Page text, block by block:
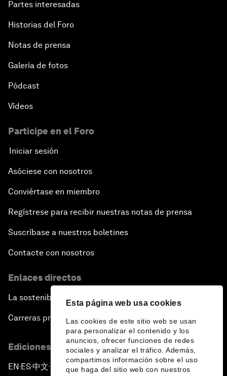
Esta página web usa cookies
Las cookies de este sitio web se usan
para personalizar el contenido y los
anuncios, ofrecer funciones de redes
sociales y analizar el tráfico. Además,
compartimos información sobre el uso
que haga del sitio web con nuestros
Partes interesadas
Historias del Foro
Notas de prensa
Galería de fotos
Pódcast
Vídeos
Participe en el Foro
Iniciar sesión
Asóciese con nosotros
Conviértase en miembro
Regístrese para recibir nuestras notas de prensa
Suscríbase a nuestros boletines
Contacte con nosotros
Enlaces directos
La sostenibilidad en el Foro
Carreras profesionales
Ediciones en otros idiomas
EN ▪ ES▪中文▪ 日本語